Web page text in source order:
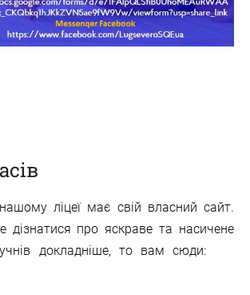
ліцеї має свій власний сайт.
дізнатися про яскраве та насичене
докладніше, то вам сюди: